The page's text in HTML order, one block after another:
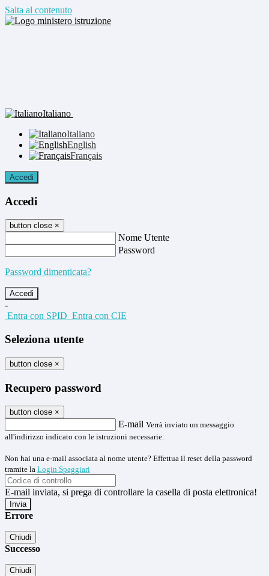
Salta al contenuto
Italiano
Italiano
English
Français
Accedi
Accedi
button close ×
Nome Utente
Password
Password dimenticata?
-
Entra con SPID Entra con CIE
Seleziona utente
button close ×
Recupero password
button close ×
E-mail Verrà inviato un messaggio
all'indirizzo indicato con le istruzioni necessarie.
Non hai una e-mail associata al nome utente? Effettua il reset della password
tramite la Login Spaggiari
E-mail inviata, si prega di controllare la casella di posta elettronica!
Errore
Chiudi
Successo
Chiudi